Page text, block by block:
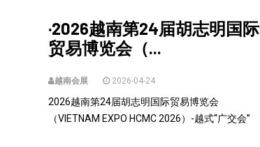
·2026越南第24届胡志明国际
贸易博览会（...
越南会展 2026-04-24
2026越南第24届胡志明国际贸易博览会
（VIETNAM EXPO HCMC 2026）-越式“广交会”